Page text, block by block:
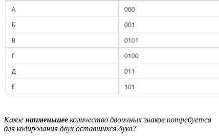
Какое наименьшее количество двоичных знаков потребуется
для кодирования двух оставшихся букв?